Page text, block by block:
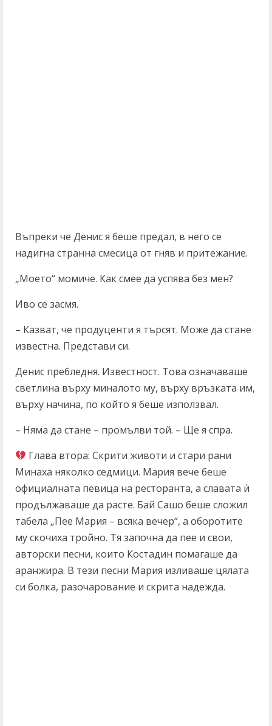
Въпреки че Денис я беше предал, в него се
надигна странна смесица от гняв и притежание.
„Моето“ момиче. Как смее да успява без мен?
Иво се засмя.
– Казват, че продуценти я търсят. Може да стане
известна. Представи си.
Денис пребледня. Известност. Това означаваше
светлина върху миналото му, върху връзката им,
върху начина, по който я беше използвал.
– Няма да стане – промълви той. – Ще я спра.
Глава втора: Скрити животи и стари рани
Минаха няколко седмици. Мария вече беше
официалната певица на ресторанта, а славата ѝ
продължаваше да расте. Бай Сашо беше сложил
табела „Пее Мария – всяка вечер“, а оборотите
му скочиха тройно. Тя започна да пее и свои,
авторски песни, които Костадин помагаше да
аранжира. В тези песни Мария изливаше цялата
си болка, разочарование и скрита надежда.